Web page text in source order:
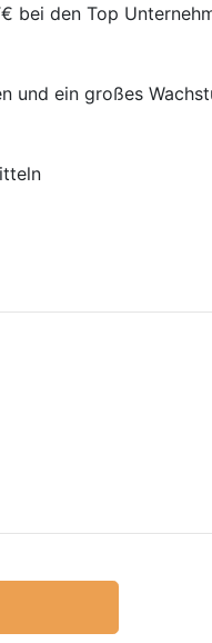
bei den Top
und ein großes